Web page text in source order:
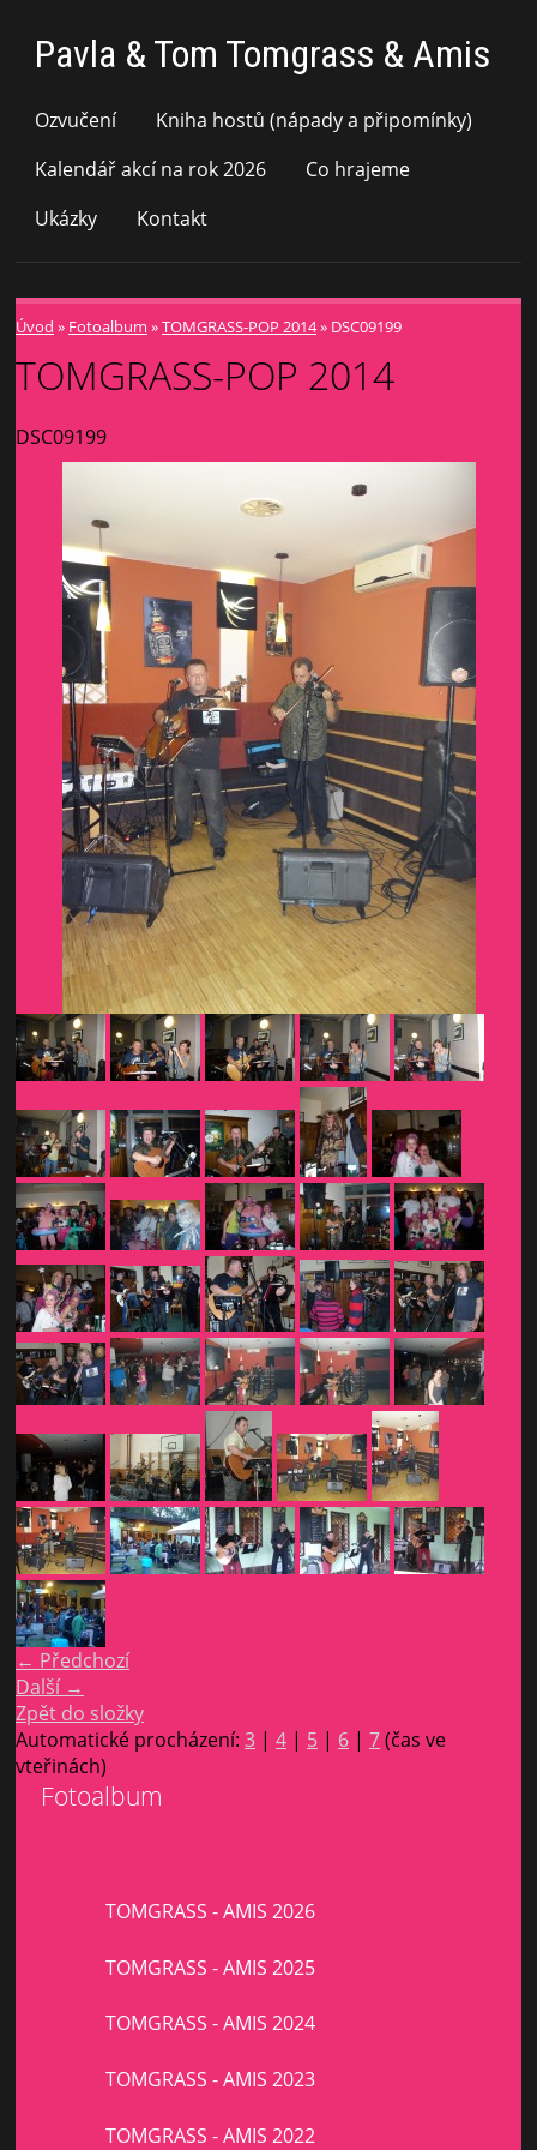
Pavla & Tom Tomgrass & Amis
Ozvučení
Kniha hostů (nápady a připomínky)
Kalendář akcí na rok 2026
Co hrajeme
Ukázky
Kontakt
Úvod » Fotoalbum »TOMGRASS-POP 2014» DSC09199
TOMGRASS-POP 2014
DSC09199
← Předchozí
Další →
Zpět do složky
Automatické procházení: 3 | 4 | 5 | 6 | 7(čas ve
vteřinách)
Fotoalbum
TOMGRASS - AMIS 2026
TOMGRASS - AMIS 2025
TOMGRASS - AMIS 2024
TOMGRASS - AMIS 2023
TOMGRASS - AMIS 2022